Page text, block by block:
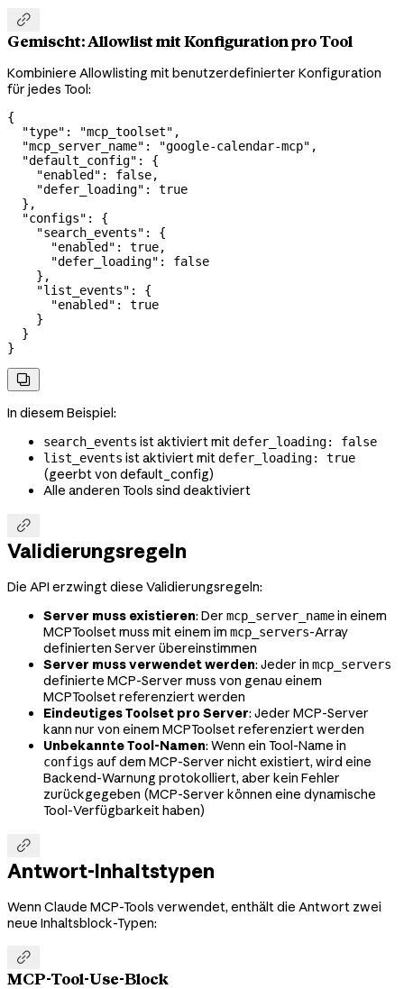

Gemischt: Allowlist mit Konfiguration pro Tool
Kombiniere Allowlisting mit benutzerdefinierter Konfiguration
für jedes Tool:
{
  "type"
: "mcp_toolset" ,
  "mcp_server_name"
: "google-calendar-mcp" ,
  "default_config"
: {
    "enabled"
: false,
    "defer_loading"
: true
  },
  "configs"
: {
    "search_events"
: {
      "enabled"
: true,
      "defer_loading"
: false
    },
    "list_events"
: {
      "enabled"
: true
    }
  }
}

In diesem Beispiel:
search_events ist aktiviert mitdefer_loading: false
list_events ist aktiviert mitdefer_loading: true
(geerbt von default_config)
Alle anderen Tools sind deaktiviert

Validierungsregeln
Die API erzwingt diese Validierungsregeln:
Server muss existieren: Der mcp_server_namein einem
MCPToolset muss mit einem im mcp_servers-Array
definierten Server übereinstimmen
Server muss verwendet werden: Jeder in mcp_servers
definierte MCP-Server muss von genau einem
MCPToolset referenziert werden
Eindeutiges Toolset pro Server: Jeder MCP-Server
kann nur von einem MCPToolset referenziert werden
Unbekannte Tool-Namen: Wenn ein Tool-Name in
configs auf dem MCP-Server nicht existiert, wird eine
Backend-Warnung protokolliert, aber kein Fehler
zurückgegeben (MCP-Server können eine dynamische
Tool-Verfügbarkeit haben)

Antwort-Inhaltstypen
Wenn Claude MCP-Tools verwendet, enthält die Antwort zwei
neue Inhaltsblock-Typen:

MCP-Tool-Use-Block